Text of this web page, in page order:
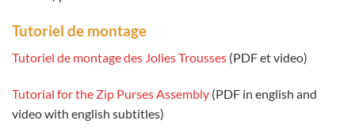
Tutoriel de montage
Tutoriel de montage des Jolies Trousses (PDF et video)
Tutorial for the Zip Purses Assembly (PDF in english and
video with english subtitles)